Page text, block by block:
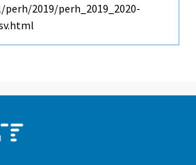
2019/perh_2019_2020-